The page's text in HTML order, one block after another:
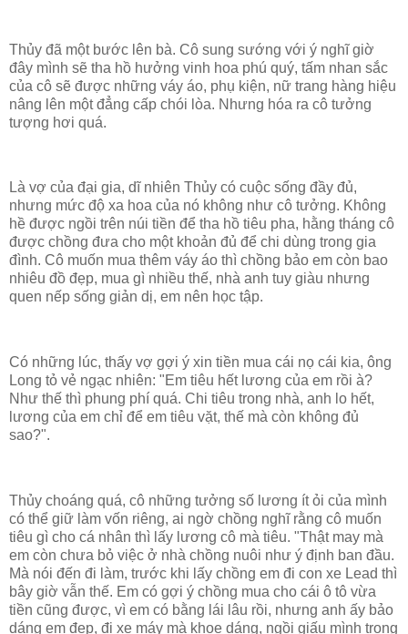
Thủy đã một bước lên bà. Cô sung sướng với ý nghĩ giờ
đây mình sẽ tha hồ hưởng vinh hoa phú quý, tấm nhan sắc
của cô sẽ được những váy áo, phụ kiện, nữ trang hàng hiệu
nâng lên một đẳng cấp chói lòa. Nhưng hóa ra cô tưởng
tượng hơi quá.
Là vợ của đại gia, dĩ nhiên Thủy có cuộc sống đầy đủ,
nhưng mức độ xa hoa của nó không như cô tưởng. Không
hề được ngồi trên núi tiền để tha hồ tiêu pha, hằng tháng cô
được chồng đưa cho một khoản đủ để chi dùng trong gia
đình. Cô muốn mua thêm váy áo thì chồng bảo em còn bao
nhiêu đồ đẹp, mua gì nhiều thế, nhà anh tuy giàu nhưng
quen nếp sống giản dị, em nên học tập.
Có những lúc, thấy vợ gợi ý xin tiền mua cái nọ cái kia, ông
Long tỏ vẻ ngạc nhiên: "Em tiêu hết lương của em rồi à?
Như thế thì phung phí quá. Chi tiêu trong nhà, anh lo hết,
lương của em chỉ để em tiêu vặt, thế mà còn không đủ
sao?".
Thủy choáng quá, cô những tưởng số lương ít ỏi của mình
có thể giữ làm vốn riêng, ai ngờ chồng nghĩ rằng cô muốn
tiêu gì cho cá nhân thì lấy lương cô mà tiêu. "Thật may mà
em còn chưa bỏ việc ở nhà chồng nuôi như ý định ban đầu.
Mà nói đến đi làm, trước khi lấy chồng em đi con xe Lead thì
bây giờ vẫn thế. Em có gợi ý chồng mua cho cái ô tô vừa
tiền cũng được, vì em có bằng lái lâu rồi, nhưng anh ấy bảo
dáng em đẹp, đi xe máy mà khoe dáng, ngồi giấu mình trong